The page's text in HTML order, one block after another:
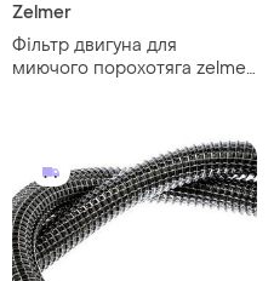
Zelmer
Фільтр двигуна для
миючого порохотяга zelmer